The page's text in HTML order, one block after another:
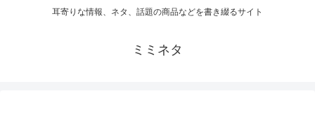
耳寄りな情報、ネタ、話題の商品などを書き綴るサイト
ミミネタ